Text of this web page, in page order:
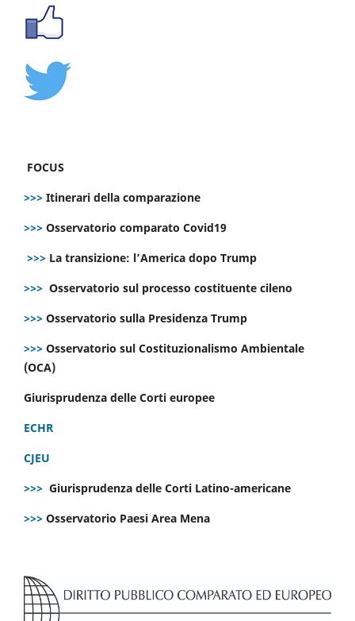
FOCUS
>>> Itinerari della comparazione
>>> Osservatorio comparato Covid19
>>> La transizione: l’America dopo Trump
>>> Osservatorio sul processo costituente cileno
>>> Osservatorio sulla Presidenza Trump
>>> Osservatorio sul Costituzionalismo Ambientale
(OCA)
Giurisprudenza delle Corti europee
ECHR
CJEU
>>> Giurisprudenza delle Corti Latino-americane
>>> Osservatorio Paesi Area Mena